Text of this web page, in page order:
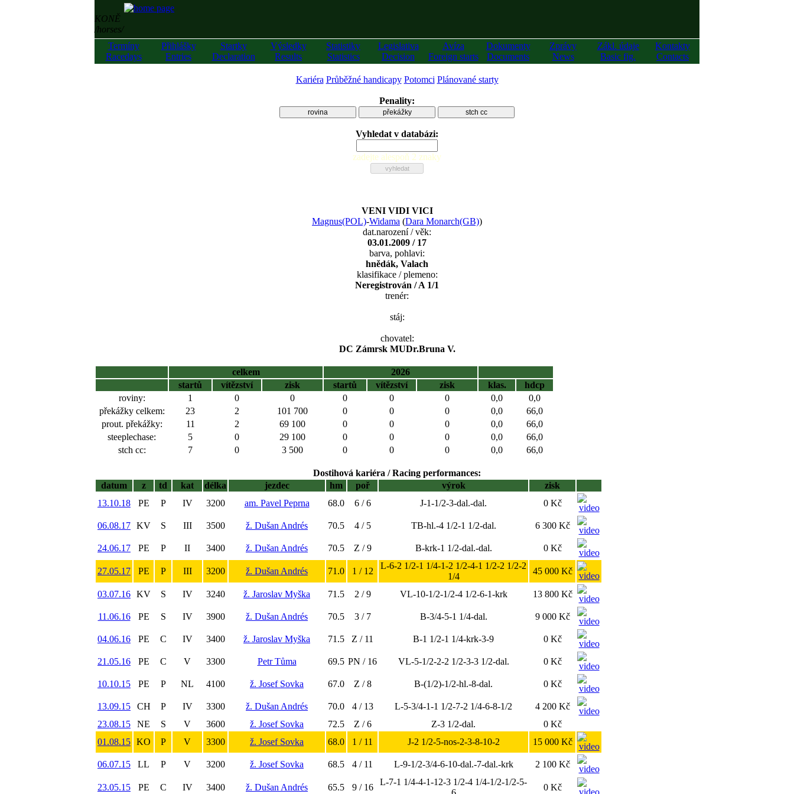
KONĚ
/horses/
Termíny
Racedays
Přihlášky
Entries
Startky
Declaration
Výsledky
Results
Statistiky
Statistics
Legislativa
Decision
Avíza
Foreign starts
Dokumenty
Documents
Zprávy
News
Zákl. údaje
Basic fig.
Kontakty
Contacts
Kariéra Průběžné handicapy Potomci Plánované starty
Penality:
rovina překážky stch cc
Vyhledat v databázi:
zadejte alespoň 2 znaky
VENI VIDI VICI
Magnus(POL)-Widama (Dara Monarch(GB))
dat.narození / věk:
03.01.2009 / 17
barva, pohlavi:
hnědák, Valach
klasifikace / plemeno:
Neregistrován / A 1/1
trenér:
stáj:
chovatel:
DC Zámrsk MUDr.Bruna V.
celkem
2026
startů
vítězství zisk startů vítězství zisk klas.
hdcp
roviny:
1 0 0 0 0 0 0,0
0,0
překážky celkem:
23 2 101 700 0 0 0 0,0
66,0
prout. překážky:
11 2 69 100 0 0 0 0,0
66,0
steeplechase:
5 0 29 100 0 0 0 0,0
66,0
stch cc:
7 0 3 500 0 0 0 0,0 66,0
Dostihová kariéra / Racing performances:
datum
z td kat délka jezdec hm poř výrok
zisk
13.10.18
PE P IV 3200 am. Pavel Peprna 68.0 6 / 6 J-1-1/2-3-dal.-dal. 0 Kč
06.08.17 KV S III 3500 ž. Dušan Andrés 70.5 4 / 5 TB-hl.-4 1/2-1 1/2-dal. 6 300 Kč
24.06.17 PE P II 3400 ž. Dušan Andrés 70.5 Z / 9 B-krk-1 1/2-dal.-dal. 0 Kč
27.05.17 PE P III 3200 ž. Dušan Andrés 71.0 1 / 12
L-6-2 1/2-1 1/4-1-2 1/2-4-1 1/2-2 1/2-2
1/4
45 000 Kč
03.07.16 KV S IV 3240 ž. Jaroslav Myška 71.5 2 / 9 VL-10-1/2-1/2-4 1/2-6-1-krk 13 800 Kč
11.06.16 PE S IV 3900 ž. Dušan Andrés 70.5 3 / 7 B-3/4-5-1 1/4-dal. 9 000 Kč
04.06.16 PE C IV 3400 ž. Jaroslav Myška 71.5 Z / 11 B-1 1/2-1 1/4-krk-3-9 0 Kč
21.05.16 PE C V 3300 Petr Tůma 69.5 PN / 16 VL-5-1/2-2-2 1/2-3-3 1/2-dal. 0 Kč
10.10.15 PE P NL 4100 ž. Josef Sovka 67.0 Z / 8 B-(1/2)-1/2-hl.-8-dal. 0 Kč
13.09.15 CH P IV 3300 ž. Dušan Andrés 70.0 4 / 13 L-5-3/4-1-1 1/2-7-2 1/4-6-8-1/2
4 200 Kč
23.08.15
NE S V 3600 ž. Josef Sovka 72.5 Z / 6 Z-3 1/2-dal.
0 Kč
01.08.15 KO P V 3300 ž. Josef Sovka 68.0 1 / 11 J-2 1/2-5-nos-2-3-8-10-2 15 000 Kč
06.07.15 LL P V 3200 ž. Josef Sovka 68.5 4 / 11 L-9-1/2-3/4-6-10-dal.-7-dal.-krk 2 100 Kč
23.05.15 PE C IV 3400 ž. Dušan Andrés 65.5 9 / 16
L-7-1 1/4-4-1-12-3 1/2-4 1/4-1/2-1/2-5-
0 Kč